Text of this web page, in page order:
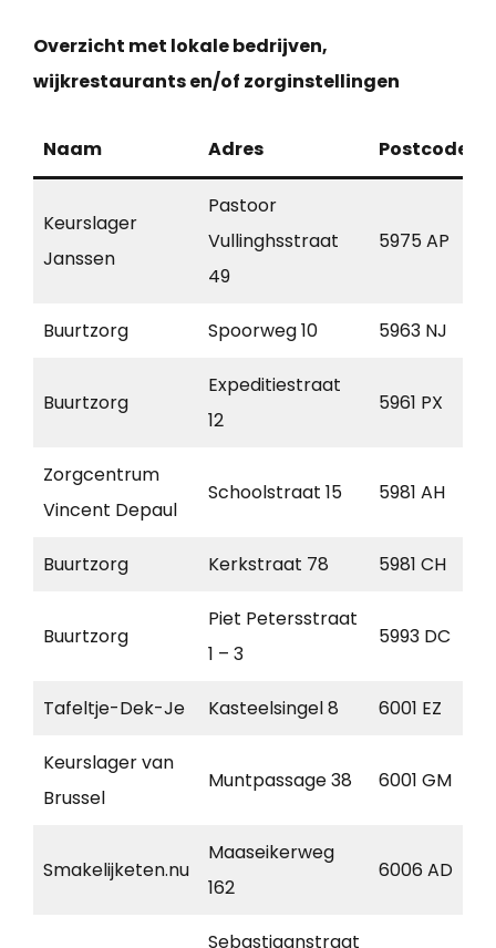
Overzicht met lokale bedrijven,
wijkrestaurants en/of zorginstellingen
Naam Adres Postcode
Keurslager
Janssen
Pastoor
Vullinghsstraat
49
5975 AP
Buurtzorg Spoorweg 10 5963 NJ
Buurtzorg
Expeditiestraat
12
5961 PX
Zorgcentrum
Vincent Depaul
Schoolstraat 15 5981 AH
Buurtzorg Kerkstraat 78 5981 CH
Buurtzorg
Piet Petersstraat
1 – 3
5993 DC
Tafeltje-Dek-Je Kasteelsingel 8 6001 EZ
Keurslager van
Brussel
Muntpassage 38 6001 GM
Smakelijketen.nu
Maaseikerweg
162
6006 AD
Sebastiaanstraat